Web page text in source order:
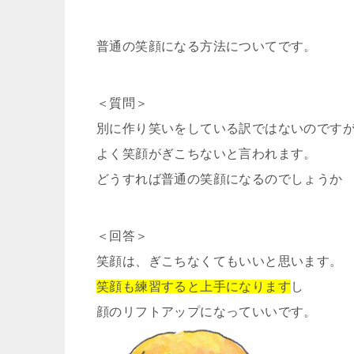
普通の笑顔になる方法についてです。
＜質問＞
別に作り笑いをしている訳ではないのです
よく笑顔がぎこちないと言われます。
どうすれば普通の笑顔になるのでしょうか
＜回答＞
笑顔は、ぎこちなくてもいいと思います。
笑顔も練習すると上手になります し
顔のリフトアップになっていいです。